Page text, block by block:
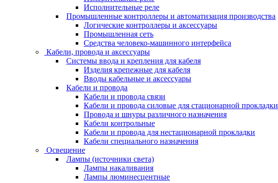
Исполнительные реле
Промышленные контроллеры и автоматизация производства
Логические контроллеры и аксессуары
Промышленная сеть
Средства человеко-машинного интерфейса
Кабели, провода и аксессуары
Системы ввода и крепления для кабеля
Изделия крепежные для кабеля
Вводы кабельные и аксессуары
Кабели и провода
Кабели и провода связи
Кабели и провода силовые для стационарной прокладки
Провода и шнуры различного назначения
Кабели контрольные
Кабели и провода для нестационарной прокладки
Кабели специального назначения
Освещение
Лампы (источники света)
Лампы накаливания
Лампы люминесцентные